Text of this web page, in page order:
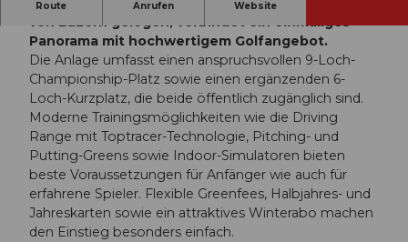
_
m
e
g
g
e
n
.
p
g
Route Anrufen Website
von Luzern gelegen, verbindet ein einmaliges
Panorama mit hochwertigem Golfangebot.
Die Anlage umfasst einen anspruchsvollen 9-Loch-
Championship-Platz sowie einen ergänzenden 6-
Loch-Kurzplatz, die beide öffentlich zugänglich sind.
Moderne Trainingsmöglichkeiten wie die Driving
Range mit Toptracer-Technologie, Pitching- und
Putting-Greens sowie Indoor-Simulatoren bieten
beste Voraussetzungen für Anfänger wie auch für
erfahrene Spieler. Flexible Greenfees, Halbjahres- und
Jahreskarten sowie ein attraktives Winterabo machen
den Einstieg besonders einfach.